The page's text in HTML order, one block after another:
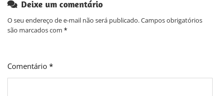
Deixe um comentário
O seu endereço de e-mail não será publicado.Campos obrigatórios
são marcados com *
Comentário *